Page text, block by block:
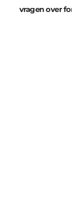
vragen over